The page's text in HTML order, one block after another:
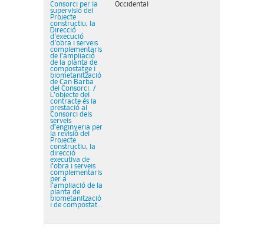
Consorci per la
supervisió del
Projecte
constructiu, la
Direcció
d'execució
d'obra i serveis
complementaris
de l’ampliació
de la planta de
compostatge i
biometanització
de Can Barba
del Consorci. /
L’objecte del
contracte és la
prestació al
Consorci dels
serveis
d’enginyeria per
la revisió del
Projecte
constructiu, la
direcció
executiva de
l’obra i serveis
complementaris
per a
l’ampliació de la
planta de
biometanització
i de compostat...
Occidental